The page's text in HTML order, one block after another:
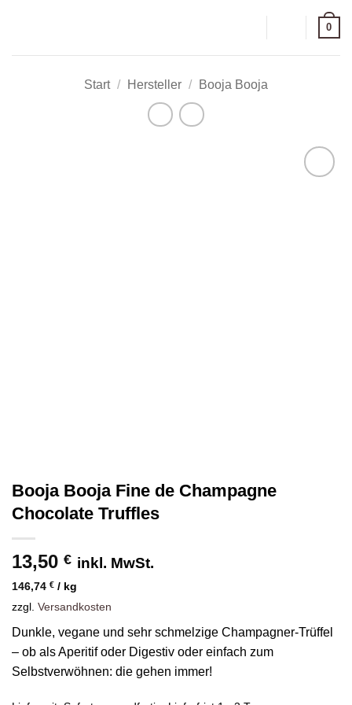
0
Start / Hersteller / Booja Booja
Booja Booja Fine de Champagne
Chocolate Truffles
13,50 € inkl. MwSt.
146,74 € / kg
zzgl. Versandkosten
Dunkle, vegane und sehr schmelzige Champagner-Trüffel
– ob als Aperitif oder Digestiv oder einfach zum
Selbstverwöhnen: die gehen immer!